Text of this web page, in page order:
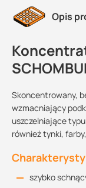
Opis
Skoncentrowany,
wzmacniający
uszczelniające typu
również tynki,
szybko